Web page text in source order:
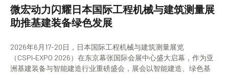
微宏动力闪耀日本国际工程机械与建筑测量展
助推基建装备绿色发展
2026年6月17-20日，日本国际工程机械与建筑测量展览
（CSPI‑EXPO 2026）在东京幕张国际会展中心盛大启幕，作为亚
洲基建装备与智能建造行业重磅盛会，展会以智能建造、绿色基